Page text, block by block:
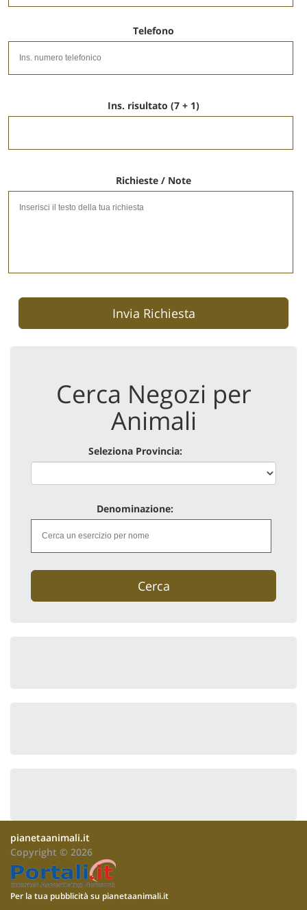
Telefono
Ins. risultato (7 + 1)
Richieste / Note
Invia Richiesta
Cerca Negozi per
Animali
Seleziona Provincia:
Denominazione:
Cerca
pianetaanimali.it
Copyright © 2026
Per la tua pubblicità su pianetaanimali.it